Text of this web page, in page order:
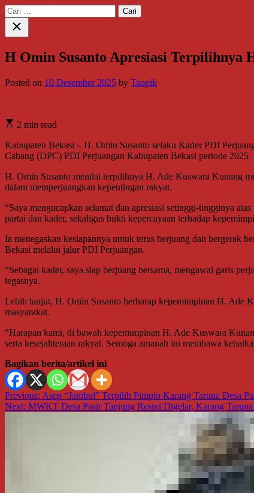
Cari
untuk:
Close
search
H Omin Susanto Apresiasi Terpilihnya
Posted on 10 Desember 2025 by Taopik
2 min read
Kabupaten Bekasi – H. Omin Susanto selaku Kader PDI
Cabang (DPC) PDI Perjuangan Kabupaten Bekasi periode
H. Omin Susanto menilai terpilihnya H. Ade Kuswara Kunang
dalam memperjuangkan kepentingan rakyat.
“Saya mengucapkan selamat dan apresiasi setinggi-tingginya
partai dan kader, sekaligus bukti kepercayaan terhadap
Ia menegaskan kesiapannya untuk terus berjuang dan bergerak
Bekasi melalui jalur PDI Perjuangan.
“Sebagai kader, saya siap berjuang bersama, mengawal garis
tegasnya.
Lebih lanjut, H. Omin Susanto berharap kepemimpinan H. Ade
masyarakat.
“Harapan kami, di bawah kepemimpinan H. Ade Kuswara
serta kesejahteraan rakyat. Semoga amanah ini membawa
Bagikan berita/artikel ini
Navigasi
pos
Previous: Asep “Jambul” Terpilih Pimpin Karang Taruna Desa
Next: MWKT Desa Pasir Tanjung Resmi Digelar, Karang